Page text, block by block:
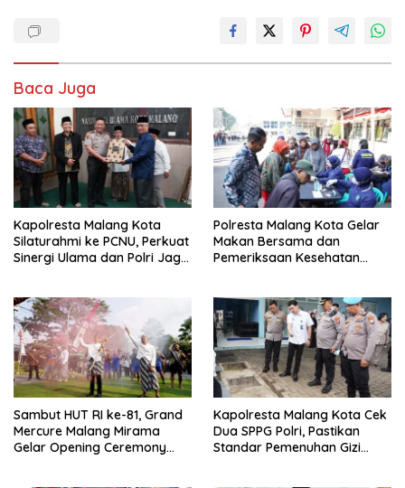
Baca Juga
Kapolresta Malang Kota
Silaturahmi ke PCNU, Perkuat
Sinergi Ulama dan Polri Jaga
Polresta Malang Kota Gelar
Makan Bersama dan
Pemeriksaan Kesehatan
Sambut HUT RI ke-81, Grand
Mercure Malang Mirama
Gelar Opening Ceremony
Kapolresta Malang Kota Cek
Dua SPPG Polri, Pastikan
Standar Pemenuhan Gizi